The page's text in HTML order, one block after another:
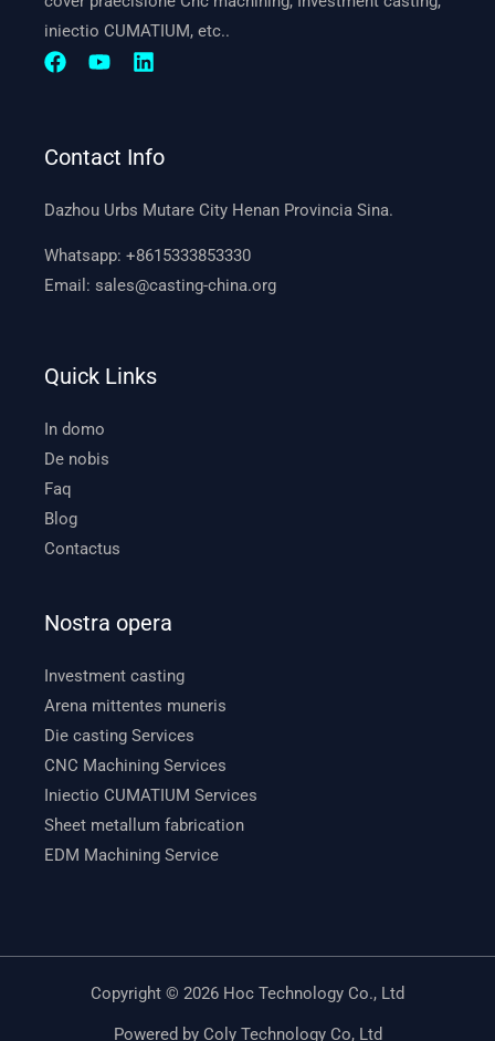
iniectio CUMATIUM, etc..
Contact Info
Dazhou Urbs Mutare City Henan Provincia Sina.
Whatsapp:+8615333853330
Email:sales@casting-china.org
Quick Links
In domo
De nobis
Faq
Blog
Contactus
Nostra opera
Investment casting
Arena mittentes muneris
Die casting Services
CNC Machining Services
Iniectio CUMATIUM Services
Sheet metallum fabrication
EDM Machining Service
Copyright © 2026 Hoc Technology Co., Ltd
Powered by Coly Technology Co, Ltd